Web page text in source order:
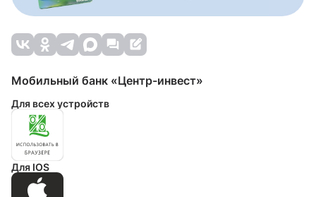
Мобильный банк «Центр-инвест»
Для всех устройств
Для IOS